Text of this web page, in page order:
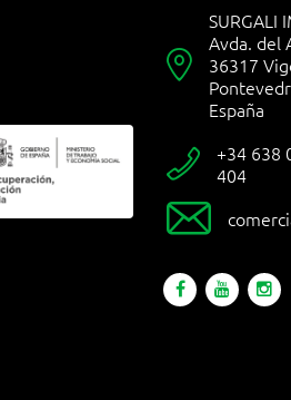

SURGALI
Avda. del
36317
España

+34 638
404
